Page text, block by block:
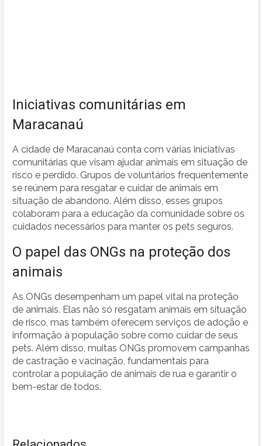
Iniciativas comunitárias em
Maracanaú
A cidade de Maracanaú conta com várias iniciativas
comunitárias que visam ajudar animais em situação de
risco e perdido. Grupos de voluntários frequentemente
se reúnem para resgatar e cuidar de animais em
situação de abandono. Além disso, esses grupos
colaboram para a educação da comunidade sobre os
cuidados necessários para manter os pets seguros.
O papel das ONGs na proteção dos
animais
As ONGs desempenham um papel vital na proteção
de animais. Elas não só resgatam animais em situação
de risco, mas também oferecem serviços de adoção e
informação à população sobre como cuidar de seus
pets. Além disso, muitas ONGs promovem campanhas
de castração e vacinação, fundamentais para
controlar a população de animais de rua e garantir o
bem-estar de todos.